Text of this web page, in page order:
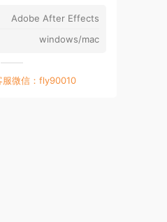
Adobe After Effects
windows/mac
服微信：fly90010